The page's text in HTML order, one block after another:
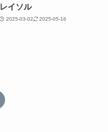
レイソル
2025-03-02 2025-05-16